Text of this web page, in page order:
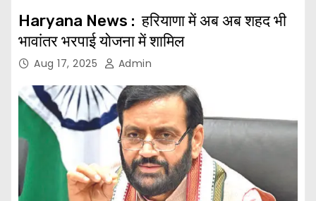
Haryana News : हरियाणा में अब अब शहद भी
भावांतर भरपाई योजना में शामिल
Aug 17, 2025 Admin